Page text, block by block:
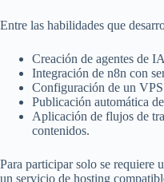
Entre las habilidades que
Creación de agentes de
Integración de n8n con
Configuración de un
Publicación automática
Aplicación de flujos de
contenidos.
Para participar solo se requiere
un servicio de hosting